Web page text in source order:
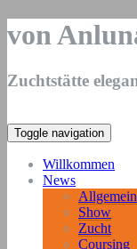
von
Zuchtstätte
Toggle navigation
Willkommen
News
Show
Zucht
Coursing